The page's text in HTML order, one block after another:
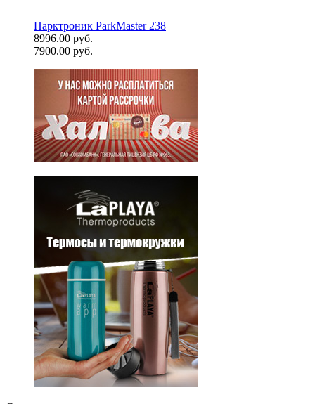
Парктроник ParkMaster 238
8996.00 руб.
7900.00 руб.